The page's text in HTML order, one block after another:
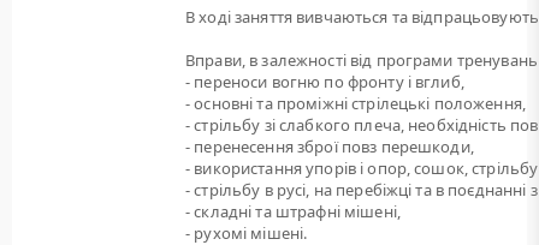
В ході заняття вивчаються та
Вправи, в залежності від програми
- переноси вогню по фронту і вглиб,
- основні та проміжні стрілецькі положення,
- стрільбу зі слабкого плеча, необхідність
- перенесення зброї повз перешкоди,
- використання упорів і опор, сошок,
- стрільбу в русі, на перебіжці та в
- складні та штрафні мішені,
- рухомі мішені.